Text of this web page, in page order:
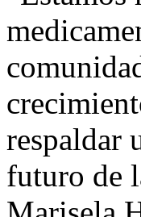
respaldar
futuro de